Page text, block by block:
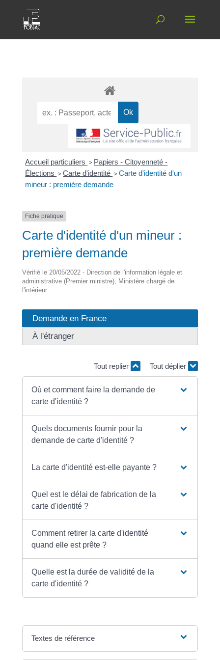
Accueil particuliers > Papiers - Citoyenneté -
Élections >Carte d'identité >Carte d'identité d'un
mineur : première demande
Fiche pratique
Carte d'identité d'un mineur :
première demande
Vérifié le 20/05/2022 - Direction de l'information légale et
administrative (Premier ministre), Ministère chargé de
l'intérieur
Demande en France
À l'étranger
Tout replier Tout déplier
Où et comment faire la demande de
carte d'identité ?
Quels documents fournir pour la
demande de carte d'identité ?
La carte d'identité est-elle payante ?
Quel est le délai de fabrication de la
carte d'identité ?
Comment retirer la carte d'identité
quand elle est prête ?
Quelle est la durée de validité de la
carte d'identité ?
Textes de référence